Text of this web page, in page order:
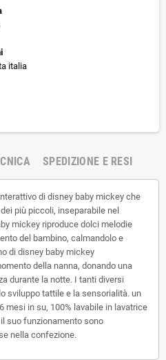
italia
SPEDIZIONE E RESI
di disney baby mickey che
più piccoli, inseparabile nel
mickey riproduce dolci melodie
del bambino, calmandolo e
di disney baby mickey
della nanna, donando una
durante la notte. I tanti diversi
sviluppo tattile e la sensorialità. un
mesi in su, 100% lavabile in lavatrice
suo funzionamento sono
nella confezione.